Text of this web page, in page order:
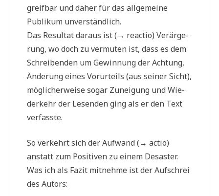
greif­bar und daher für das all­ge­mei­ne
Publi­kum unverständlich.
Das Resul­tat dar­aus ist (→ reac­tio) Ver­är­ge­
rung, wo doch zu ver­mu­ten ist, dass es dem
Schrei­ben­den um Gewin­nung der Ach­tung,
Ände­rung eines Vor­ur­teils (aus sei­ner Sicht),
mög­li­cher­wei­se sogar Zunei­gung und Wie­
der­kehr der Lesen­den ging als er den Text
verfasste.
So ver­kehrt sich der Auf­wand (→ actio)
anstatt zum Posi­ti­ven zu einem Desa­ster.
Was ich als Fazit mit­neh­me ist der Auf­schrei
des Autors: